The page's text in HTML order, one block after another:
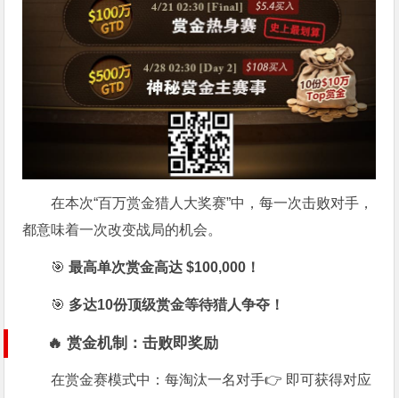
在本次“百万赏金猎人大奖赛”中，每一次击败对手，
都意味着一次改变战局的机会。
🎯最高单次赏金高达 $100,000！
🎯 多达10份顶级赏金等待猎人争夺！
🔥 赏金机制：击败即奖励
在赏金赛模式中：每淘汰一名对手👉 即可获得对应